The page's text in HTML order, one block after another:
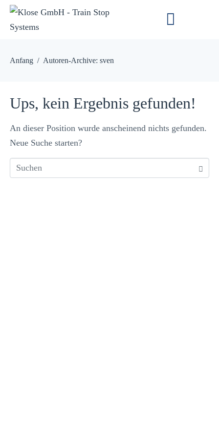
Anfang Autoren-Archive: sven
Ups, kein Ergebnis gefunden!
An dieser Position wurde anscheinend nichts gefunden.
Neue Suche starten?